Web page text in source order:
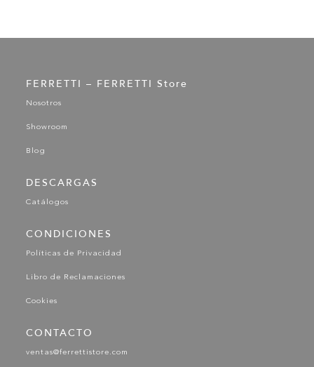
FERRETTI – FERRETTI Store
Nosotros
Showroom
Blog
DESCARGAS
Catálogos
CONDICIONES
Políticas de Privacidad
Libro de Reclamaciones
Cookies
CONTACTO
ventas@ferrettistore.com